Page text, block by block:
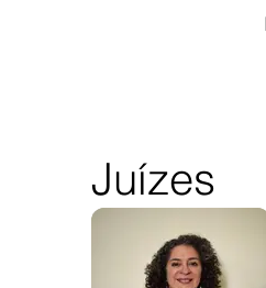
Juízes